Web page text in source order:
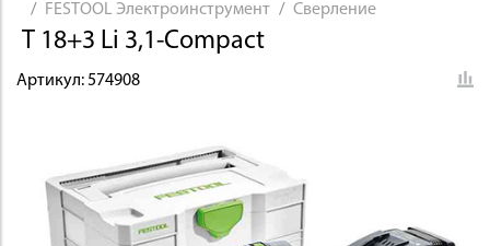
ДЕРЕВООБРАБОТКА
FESTOOL Электроинструмент
Сверление
T 18+3 Li 3,1-Compact
Артикул:574908